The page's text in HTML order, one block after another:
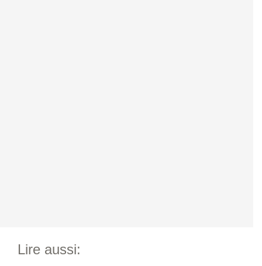
Lire aussi: